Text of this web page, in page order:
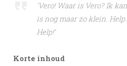
‘Vero! Waar is Vero? Ik
is nog maar zo klein.
Help!’
Korte inhoud